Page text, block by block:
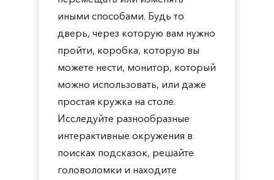
иными способами. Будь то
дверь, через которую вам нужно
пройти, коробка, которую вы
можете нести, монитор, который
можно использовать, или даже
простая кружка на столе.
Исследуйте разнообразные
интерактивные окружения в
поисках подсказок, решайте
головоломки и находите